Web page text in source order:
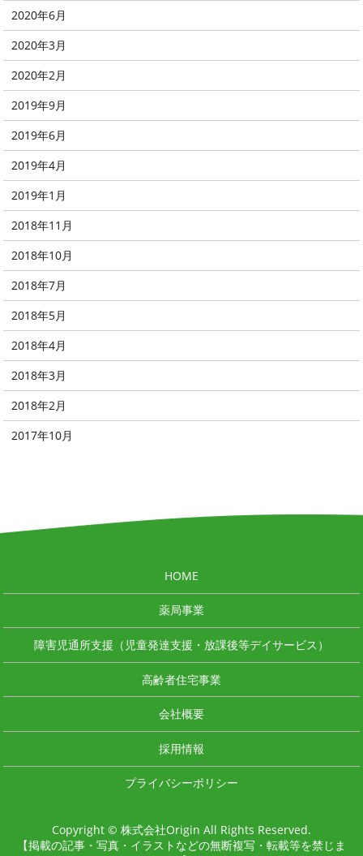
2020年6月
2020年3月
2020年2月
2019年9月
2019年6月
2019年4月
2019年1月
2018年11月
2018年10月
2018年7月
2018年5月
2018年4月
2018年3月
2018年2月
2017年10月
HOME
薬局事業
障害児通所支援（児童発達支援・放課後等デイサービス）
高齢者住宅事業
会社概要
採用情報
プライバシーポリシー
Copyright © 株式会社Origin All Rights Reserved.
【掲載の記事・写真・イラストなどの無断複写・転載等を禁じま